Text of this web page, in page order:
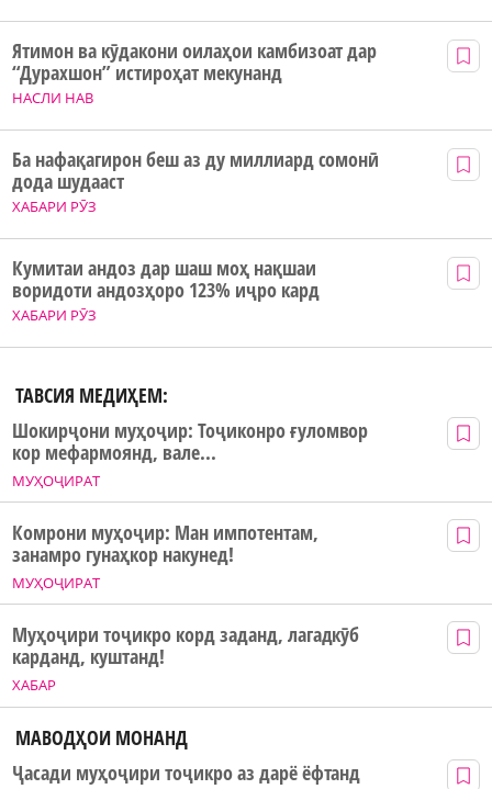
НАСЛИ НАВ
Ятимон ва кӯдакони оилаҳои камбизоат дар
“Дурахшон” истироҳат мекунанд
ХАБАРИ РӮЗ
Ба нафақагирон беш аз ду миллиард сомонӣ
дода шудааст
ХАБАРИ РӮЗ
Кумитаи андоз дар шаш моҳ нақшаи
воридоти андозҳоро 123% иҷро кард
ТАВСИЯ МЕДИҲЕМ:
МУҲОҶИРАТ
Шокирҷони муҳоҷир: Тоҷиконро ғуломвор
кор мефармоянд, вале...
МУҲОҶИРАТ
Комрони муҳоҷир: Ман импотентам,
занамро гунаҳкор накунед!
ХАБАР
Муҳоҷири тоҷикро корд заданд, лагадкӯб
карданд, куштанд!
МАВОДҲОИ МОНАНД
Ҷасади муҳоҷири тоҷикро аз дарё ёфтанд